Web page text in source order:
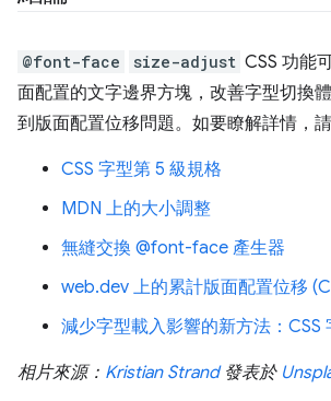
@font-face size-adjust CSS 功能
面配置的文字邊界方塊，改善字型切換
到版面配置位移問題。如要瞭解詳情，
CSS 字型第 5 級規格
MDN 上的大小調整
無縫交換 @font-face 產生器
web.dev 上的累計版面配置位移
減少字型載入影響的新方法：CSS
相片來源： Kristian Strand發表於